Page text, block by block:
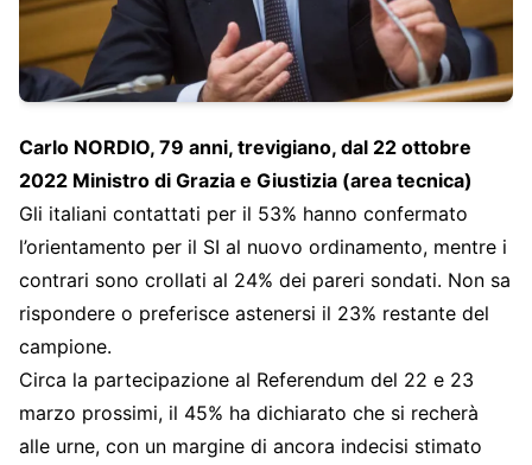
Carlo NORDIO, 79 anni, trevigiano, dal 22 ottobre
2022 Ministro di Grazia e Giustizia (area tecnica)
Gli italiani contattati per il 53% hanno confermato
l’orientamento per il SI al nuovo ordinamento, mentre i
contrari sono crollati al 24% dei pareri sondati. Non sa
rispondere o preferisce astenersi il 23% restante del
campione.
Circa la partecipazione al Referendum del 22 e 23
marzo prossimi, il 45% ha dichiarato che si recherà
alle urne, con un margine di ancora indecisi stimato